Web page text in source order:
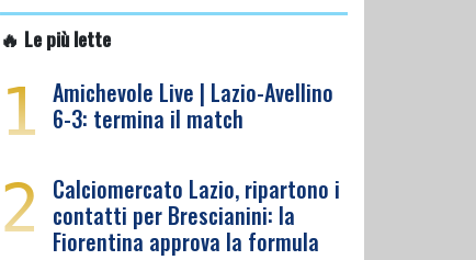
🔥 Le più lette
1 Amichevole Live | Lazio-Avellino
6-3: termina il match
2 Calciomercato Lazio, ripartono i
contatti per Brescianini: la
Fiorentina approva la formula